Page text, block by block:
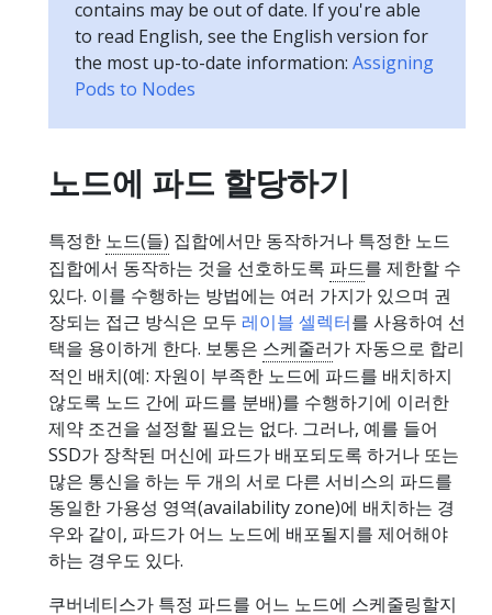
contains may be out of date. If you're able
to read English, see the English version for
the most up-to-date information: Assigning
Pods to Nodes
노드에 파드 할당하기
특정한 노드(들) 집합에서만 동작하거나 특정한 노드
집합에서 동작하는 것을 선호하도록 파드를 제한할 수
있다. 이를 수행하는 방법에는 여러 가지가 있으며 권
장되는 접근 방식은 모두 레이블 셀렉터를 사용하여 선
택을 용이하게 한다. 보통은 스케줄러가 자동으로 합리
적인 배치(예: 자원이 부족한 노드에 파드를 배치하지
않도록 노드 간에 파드를 분배)를 수행하기에 이러한
제약 조건을 설정할 필요는 없다. 그러나, 예를 들어
SSD가 장착된 머신에 파드가 배포되도록 하거나 또는
많은 통신을 하는 두 개의 서로 다른 서비스의 파드를
동일한 가용성 영역(availability zone)에 배치하는 경
우와 같이, 파드가 어느 노드에 배포될지를 제어해야
하는 경우도 있다.
쿠버네티스가 특정 파드를 어느 노드에 스케줄링할지